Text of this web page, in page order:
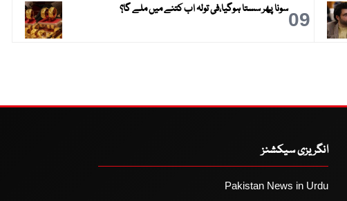
09سونا پھر سستا ہوگیا،فی تولہ اب کتنے میں ملے گا؟
انگریزی سیکشنز
Pakistan News in Urdu